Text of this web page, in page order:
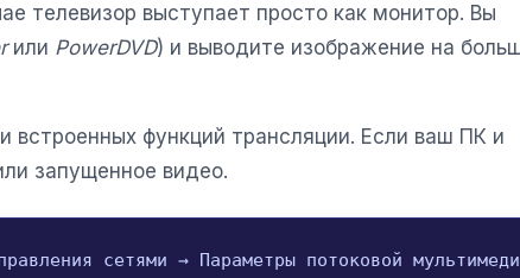
телевизор выступает просто как монитор. Вы
или PowerDVD) и выводите изображение на
встроенных функций трансляции. Если ваш ПК и
запущенное видео.
сетями → Параметры потоковой